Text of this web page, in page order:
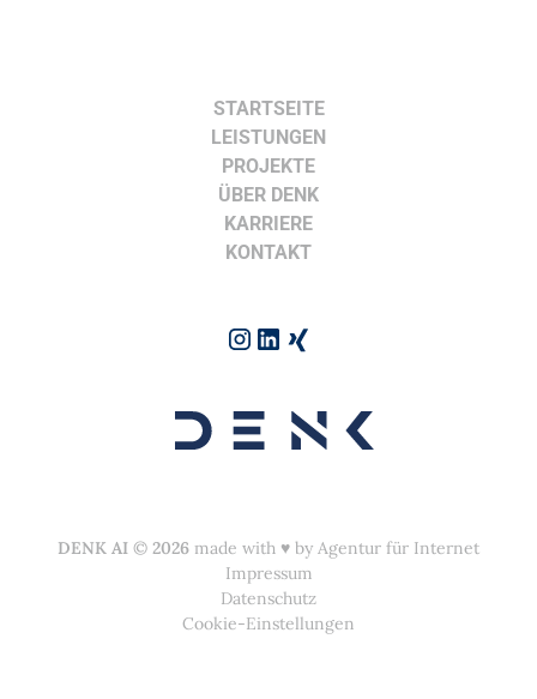
STARTSEITE
LEISTUNGEN
PROJEKTE
ÜBER DENK
KARRIERE
KONTAKT
DENK AI © 2026 made with ♥︎ by Agentur für Internet
Impressum
Datenschutz
Cookie-Einstellungen